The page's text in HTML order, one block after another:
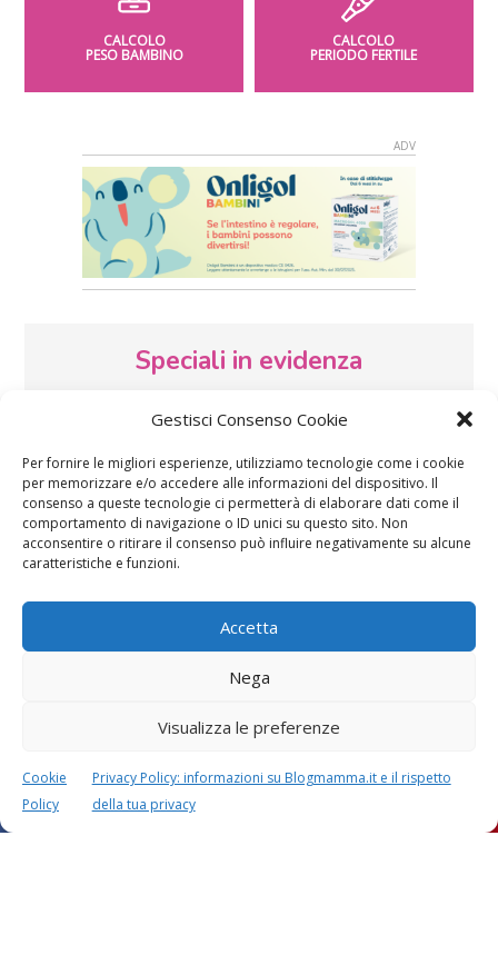
Gestisci Consenso Cookie
Per fornire le migliori esperienze, utilizziamo tecnologie come i cookie
per memorizzare e/o accedere alle informazioni del dispositivo. Il
consenso a queste tecnologie ci permetterà di elaborare dati come il
comportamento di navigazione o ID unici su questo sito. Non
acconsentire o ritirare il consenso può influire negativamente su alcune
caratteristiche e funzioni.
Accetta
Nega
Visualizza le preferenze
Cookie
Policy
Privacy Policy: informazioni su Blogmamma.it e il rispetto
della tua privacy
CALCOLO
PESO BAMBINO
CALCOLO
PERIODO FERTILE
Speciali in evidenza
Vaccini SOS Pediatra
Festa della mamma:
d’auguri, filastrocche
Le settimane di